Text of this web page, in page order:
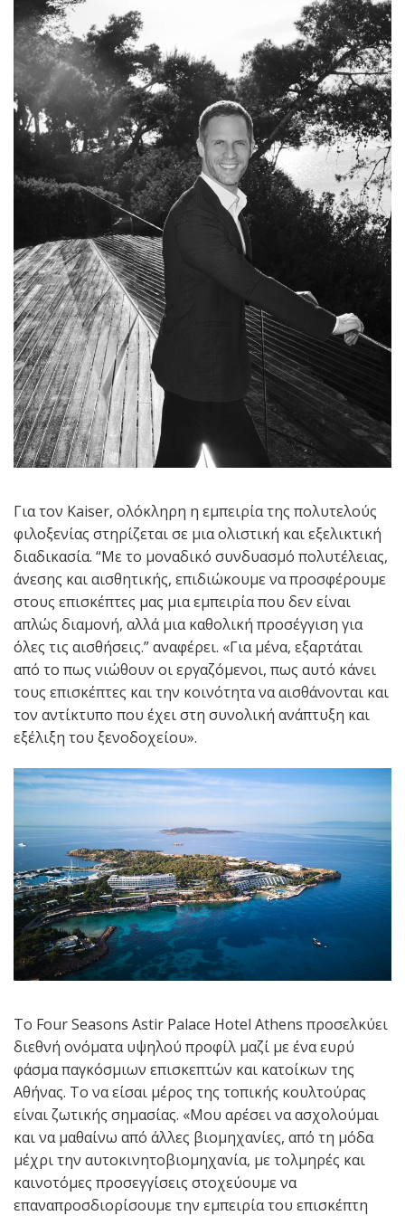
Για τον Kaiser, ολόκληρη η εμπειρία της πολυτελούς
φιλοξενίας στηρίζεται σε μια ολιστική και εξελικτική
διαδικασία. “Με το μοναδικό συνδυασμό πολυτέλειας,
άνεσης και αισθητικής, επιδιώκουμε να προσφέρουμε
στους επισκέπτες μας μια εμπειρία που δεν είναι
απλώς διαμονή, αλλά μια καθολική προσέγγιση για
όλες τις αισθήσεις.” αναφέρει. «Για μένα, εξαρτάται
από το πως νιώθουν οι εργαζόμενοι, πως αυτό κάνει
τους επισκέπτες και την κοινότητα να αισθάνονται και
τον αντίκτυπο που έχει στη συνολική ανάπτυξη και
εξέλιξη του ξενοδοχείου».
Το Four Seasons Astir Palace Hotel Athens προσελκύει
διεθνή ονόματα υψηλού προφίλ μαζί με ένα ευρύ
φάσμα παγκόσμιων επισκεπτών και κατοίκων της
Αθήνας. Το να είσαι μέρος της τοπικής κουλτούρας
είναι ζωτικής σημασίας. «Μου αρέσει να ασχολούμαι
και να μαθαίνω από άλλες βιομηχανίες, από τη μόδα
μέχρι την αυτοκινητοβιομηχανία, με τολμηρές και
καινοτόμες προσεγγίσεις στοχεύουμε να
επαναπροσδιορίσουμε την εμπειρία του επισκέπτη